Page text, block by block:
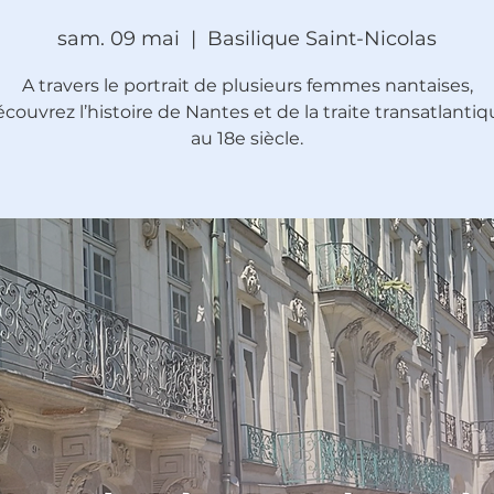
sam. 09 mai
  |
Basilique Saint-Nicolas
A travers le portrait de plusieurs femmes nantaises,
l’histoire de Nantes et de la traite
au 18e siècle.